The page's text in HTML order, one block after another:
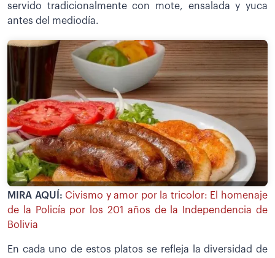
servido tradicionalmente con mote, ensalada y yuca
antes del mediodía.
MIRA AQUÍ: Civismo y amor por la tricolor: El homenaje
de la Policía por los 201 años de la Independencia de
Bolivia
En cada uno de estos platos se refleja la diversidad de